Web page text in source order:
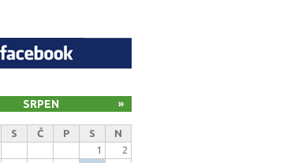
SRPEN »
S Č P S
N
1
2